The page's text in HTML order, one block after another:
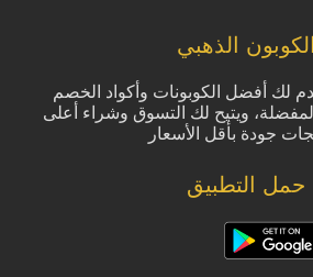
الكوبون الذهبي
لك أفضل الكوبونات وأكواد الخصم
ويتيح لك التسوق وشراء أعلى
جودة بأقل الأسعار
حمل التطبيق